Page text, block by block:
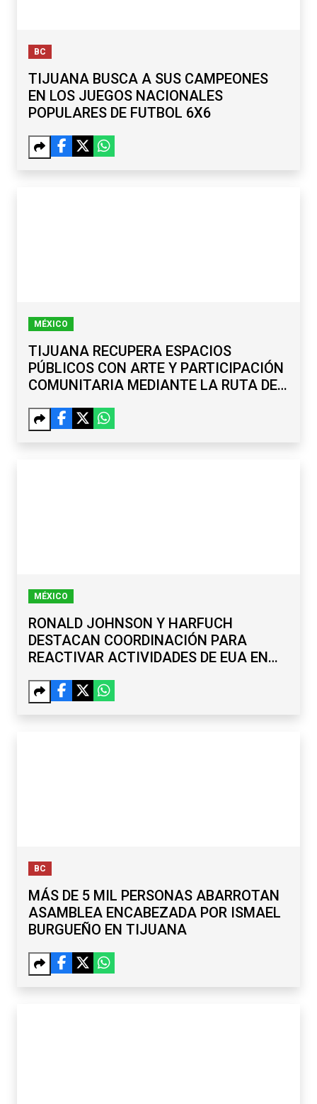
BC
TIJUANA BUSCA A SUS CAMPEONES
EN LOS JUEGOS NACIONALES
POPULARES DE FUTBOL 6X6
MÉXICO
TIJUANA RECUPERA ESPACIOS
PÚBLICOS CON ARTE Y PARTICIPACIÓN
COMUNITARIA MEDIANTE LA RUTA DE
MÉXICO
RONALD JOHNSON Y HARFUCH
DESTACAN COORDINACIÓN PARA
REACTIVAR ACTIVIDADES DE EUA EN
BC
MÁS DE 5 MIL PERSONAS ABARROTAN
ASAMBLEA ENCABEZADA POR ISMAEL
BURGUEÑO EN TIJUANA